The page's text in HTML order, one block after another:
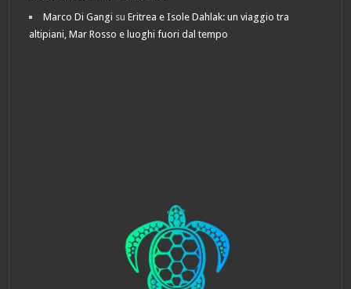
Marco Di Gangi suEritrea e Isole Dahlak: un viaggio tra
altipiani, Mar Rosso e luoghi fuori dal tempo